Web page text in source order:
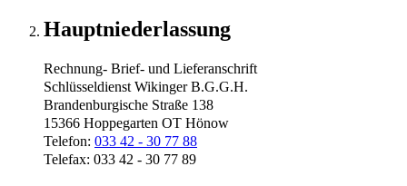
Hauptniederlassung
Rechnung- Brief- und Lieferanschrift
Schlüsseldienst Wikinger B.G.G.H.
Brandenburgische Straße 138
15366 Hoppegarten OT Hönow
Telefon: 033 42 - 30 77 88
Telefax: 033 42 - 30 77 89